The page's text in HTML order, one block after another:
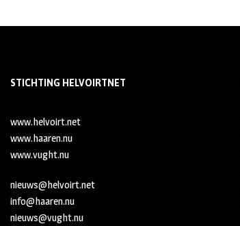
STICHTING HELVOIRTNET
www.helvoirt.net
www.haaren.nu
www.vught.nu
nieuws@helvoirt.net
info@haaren.nu
nieuws@vught.nu